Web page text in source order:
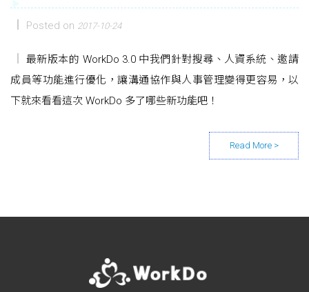
Posted on 2017-10-24
最新版本的 WorkDo 3.0 中我們針對搜尋、人資系統、邀請
成員等功能進行優化，讓溝通協作與人事管理變得更容易，以
下就來看看這次 WorkDo 多了哪些新功能吧！
Posts navigation